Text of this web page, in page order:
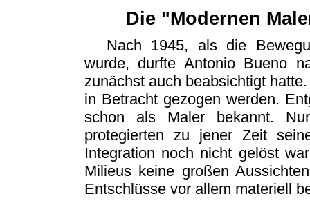
Die "Modernen
Nach 1945, als die
wurde, durfte Antonio Bueno
zunächst auch beabsichtigt
in Betracht gezogen werden.
schon als Maler bekannt.
protegierten zu jener Zeit
Integration noch nicht gelöst
Milieus keine großen
Entschlüsse vor allem materiell